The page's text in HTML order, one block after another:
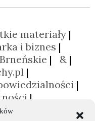
materiały
i biznes
&
(EU)